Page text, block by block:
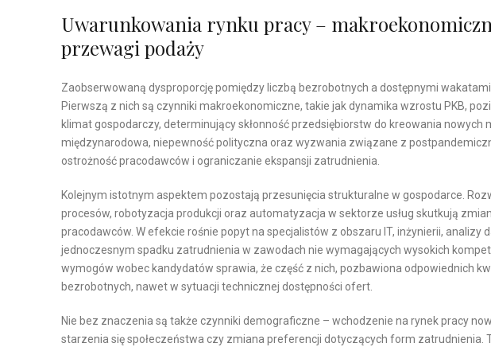
Uwarunkowania rynku pracy –
przewagi podaży
Zaobserwowaną dysproporcję pomiędzy liczbą bezrobotnych a dostępnymi
Pierwszą z nich są czynniki makroekonomiczne, takie jak dynamika wzrostu PKB,
klimat gospodarczy, determinujący skłonność przedsiębiorstw do kreowania nowych
międzynarodowa, niepewność polityczna oraz wyzwania związane z
ostrożność pracodawców i ograniczanie ekspansji zatrudnienia.
Kolejnym istotnym aspektem pozostają przesunięcia strukturalne w gospodarce.
procesów, robotyzacja produkcji oraz automatyzacja w sektorze usług skutkują
pracodawców. W efekcie rośnie popyt na specjalistów z obszaru IT, inżynierii, analizy
jednoczesnym spadku zatrudnienia w zawodach nie wymagających wysokich
wymogów wobec kandydatów sprawia, że część z nich, pozbawiona odpowiednich
bezrobotnych, nawet w sytuacji technicznej dostępności ofert.
Nie bez znaczenia są także czynniki demograficzne – wchodzenie na rynek pracy
starzenia się społeczeństwa czy zmiana preferencji dotyczących form zatrudnienia.